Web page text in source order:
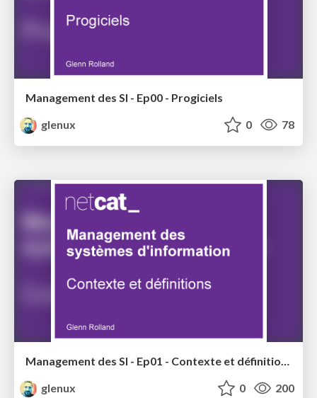
Management des SI - Ep00 - Progiciels
glenux
0 78
Management des SI - Ep01 - Contexte et définitions
glenux
0 200